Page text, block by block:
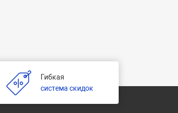
Гибкая
система скидок